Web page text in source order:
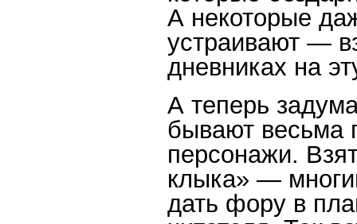
А некоторые
устраивают —
дневниках на
А теперь
бывают весьма
персонажи.
клыка» —
дать фору в